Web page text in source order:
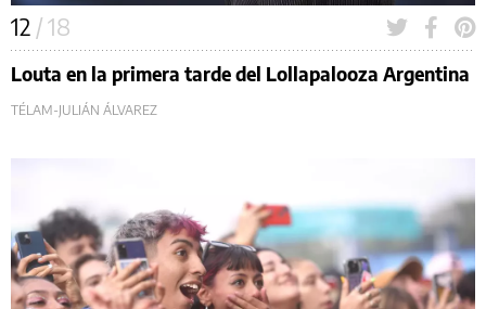
12 / 18
Louta en la primera tarde del Lollapalooza Argentina
TÉLAM-JULIÁN ÁLVAREZ